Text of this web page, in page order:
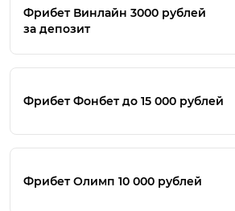
Фрибет Винлайн 3000 рублей
за депозит
Фрибет Фонбет до 15 000 рублей
Фрибет Олимп 10 000 рублей